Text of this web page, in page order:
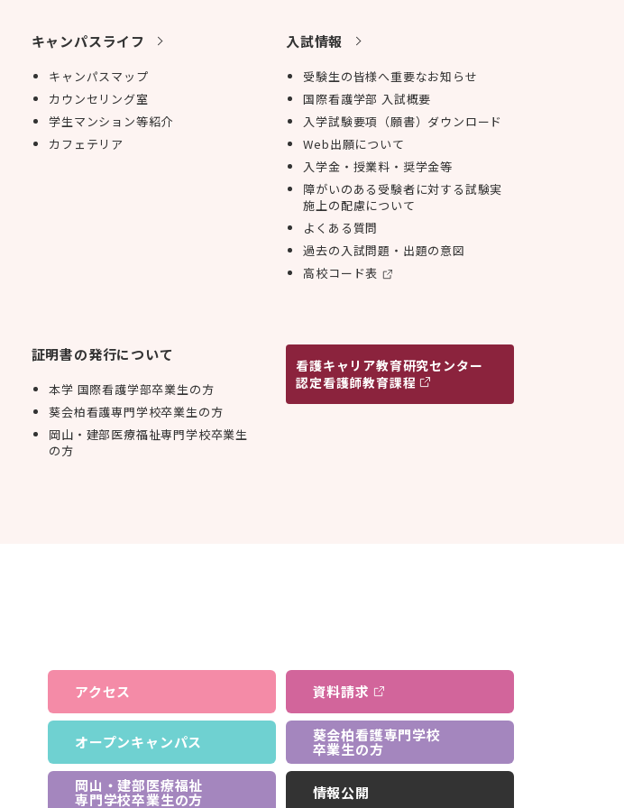
キャンパスライフ
キャンパスマップ
カウンセリング室
学生マンション等紹介
カフェテリア
入試情報
受験生の皆様へ重要なお知らせ
国際看護学部 入試概要
入学試験要項（願書）ダウンロード
Web出願について
入学金・授業料・奨学金等
障がいのある受験者に対する試験実
施上の配慮について
よくある質問
過去の入試問題・出題の意図
高校コード表
証明書の発行について
本学 国際看護学部卒業生の方
葵会柏看護専門学校卒業生の方
岡山・建部医療福祉専門学校卒業生
の方
看護キャリア教育研究センター
認定看護師教育課程
アクセス 資料請求
オープンキャンパス 葵会柏看護専門学校
卒業生の方
岡山・建部医療福祉
専門学校卒業生の方 情報公開